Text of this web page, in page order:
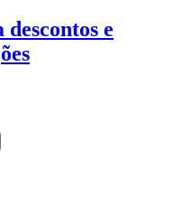
descontos e